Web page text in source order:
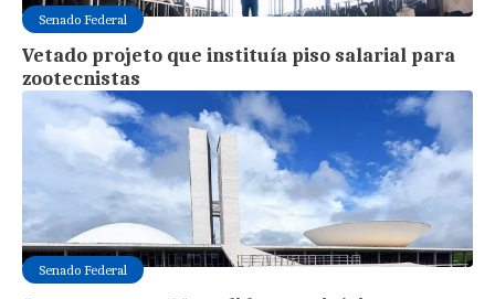
Senado Federal
Vetado projeto que instituía piso salarial para
zootecnistas
Senado Federal